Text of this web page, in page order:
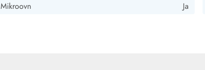
Mikroovn Ja